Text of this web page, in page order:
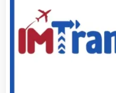
Asociaciones Civiles
Asociaciones